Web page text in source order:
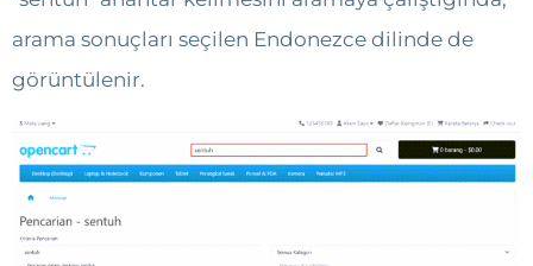
arama sonuçları seçilen Endonezce dilinde de
görüntülenir.